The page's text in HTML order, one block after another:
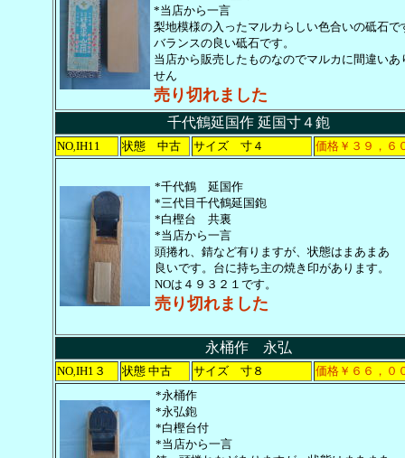
*当店から一言
梨地模様の入ったマルカらしい色合いの砥石で
バランスの良い砥石です。
当店から販売したものなのでマルカに間違いあ
せん
売り切れました
千代鶴延国作 延国寸４鉋
NO, IH11 状態 中古 サイズ 寸４ 価格￥３９，６
*千代鶴 延国作
*三代目千代鶴延国鉋
*白樫台 共裏
*当店から一言
頭捲れ、錆など有りますが、状態はまあまあ
良いです。台に持ち主の焼き印があります。
NOは４９３２１です。
売り切れました
永桶作 永弘
NO, IH1３ 状態 中古 サイズ 寸８
価格￥６６，０
*永桶作
*永弘鉋
*白樫台付
*当店から一言